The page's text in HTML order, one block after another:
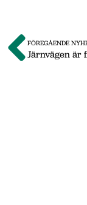
FÖREGÅENDE
Järnvägen är